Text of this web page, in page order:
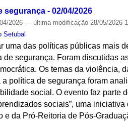
- 02/04/2026
2026— última modificação 28/05/2026
Setubal
uma das políticas públicas mais
segurança. Foram discutidas
Os temas da violência,
política de segurança foram
social. O evento faz parte
sociais”, uma
e da Pró-Reitoria de Pós-